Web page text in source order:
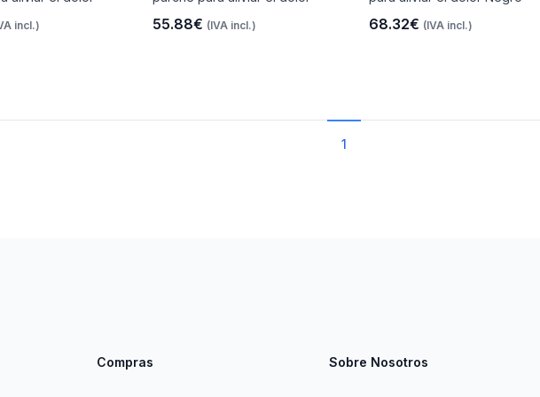
incl.) 55.88€ (IVA incl.) 68.32€ (IVA incl.)
1
Compras Sobre Nosotros